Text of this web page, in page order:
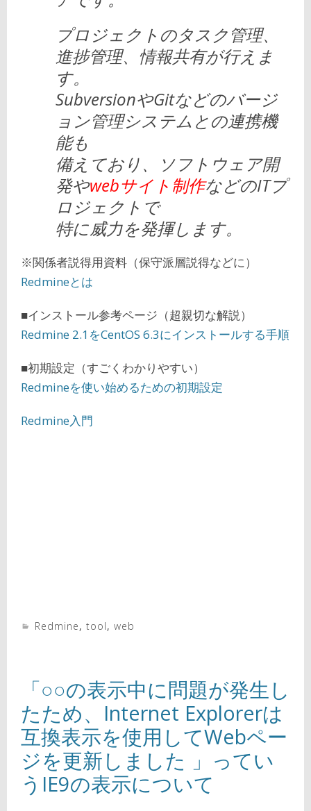
プロジェクトのタスク管理、
進捗管理、情報共有が行えま
す。
SubversionやGitなどのバージ
ョン管理システムとの連携機
能も
備えており、ソフトウェア開
発やwebサイト制作などのITプ
ロジェクトで
特に威力を発揮します。
※関係者説得用資料（保守派層説得などに）
Redmineとは
■インストール参考ページ（超親切な解説）
Redmine 2.1をCentOS 6.3にインストールする手順
■初期設定（すごくわかりやすい）
Redmineを使い始めるための初期設定
Redmine入門
Redmine, tool, web
「○○の表示中に問題が発生し
たため、Internet Explorerは
互換表示を使用してWebペー
ジを更新しました 」ってい
うIE9の表示について